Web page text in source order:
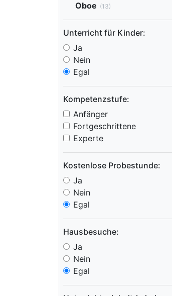
Oboe (13)
Unterricht für Kinder:
Ja
Nein
Egal
Kompetenzstufe:
Anfänger
Fortgeschrittene
Experte
Kostenlose Probestunde:
Ja
Nein
Egal
Hausbesuche:
Ja
Nein
Egal